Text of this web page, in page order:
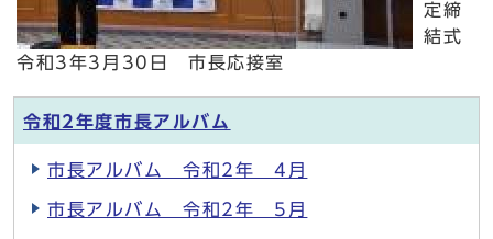
定締
結式
令和3年3月30日 市長応接室
令和2年度市長アルバム
市長アルバム 令和2年 4月
市長アルバム 令和2年 5月